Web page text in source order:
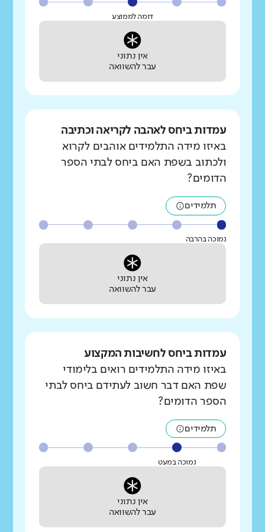
דומה לממוצע
אין נתוני
עבר להשוואה
עמדות ביחס לאהבה לקריאה וכתיבה
באיזו מידה התלמידים אוהבים לקרוא
ולכתוב בשפת האם ביחס לבתי הספר
הדומים?
תלמידים
נמוכה בהרבה
אין נתוני
עבר להשוואה
עמדות ביחס לחשיבות המקצוע
באיזו מידה התלמידים רואים בלימודי
שפת האם דבר חשוב לעתידם ביחס לבתי
הספר הדומים?
תלמידים
נמוכה במעט
אין נתוני
עבר להשוואה